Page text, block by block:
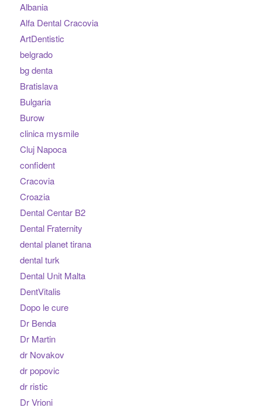
Albania
Alfa Dental Cracovia
ArtDentistic
belgrado
bg denta
Bratislava
Bulgaria
Burow
clinica mysmile
Cluj Napoca
confident
Cracovia
Croazia
Dental Centar B2
Dental Fraternity
dental planet tirana
dental turk
Dental Unit Malta
DentVitalis
Dopo le cure
Dr Benda
Dr Martin
dr Novakov
dr popovic
dr ristic
Dr Vrioni